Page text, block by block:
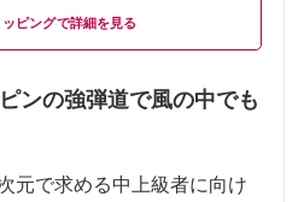
ピング
ンの強弾道で風の中でも
元で求める中上級者に向け